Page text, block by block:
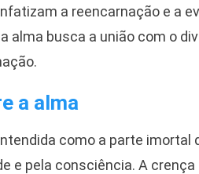
a reencarnação e a
alma busca a união com o
a alma
como a parte imortal
e pela consciência. A